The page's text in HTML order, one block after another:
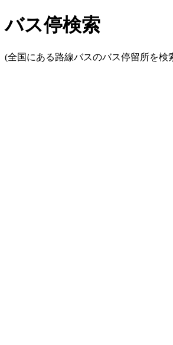
バス停検索
(全国にある路線バスのバス停留所を検